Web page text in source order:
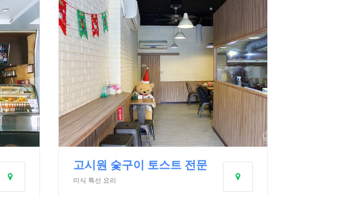
고시원 숯구이 토스트 전문
미식 특선 요리